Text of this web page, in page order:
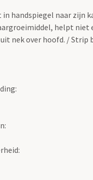
in handspiegel naar zijn
helpt niet
nek over hoofd. / Strip